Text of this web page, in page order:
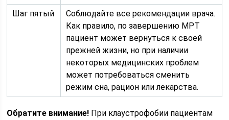
Шаг пятый
Соблюдайте все рекомендации врача.
Как правило, по завершению МРТ
пациент может вернуться к своей
прежней жизни, но при наличии
некоторых медицинских проблем
может потребоваться сменить
режим сна, рацион или лекарства.
Обратите внимание! При клаустрофобии пациентам